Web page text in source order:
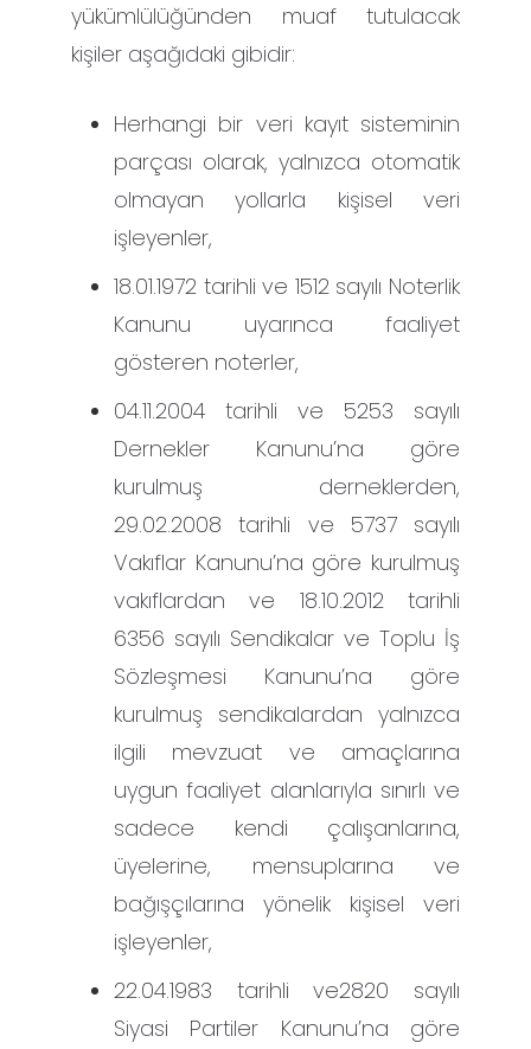
yükümlülüğünden muaf tutulacak
kişiler aşağıdaki gibidir:
Herhangi bir veri kayıt sisteminin
parçası olarak, yalnızca otomatik
olmayan yollarla kişisel veri
işleyenler,
18.01.1972 tarihli ve 1512 sayılı Noterlik
Kanunu uyarınca faaliyet
gösteren noterler,
04.11.2004 tarihli ve 5253 sayılı
Dernekler Kanunu’na göre
kurulmuş derneklerden,
29.02.2008 tarihli ve 5737 sayılı
Vakıflar Kanunu’na göre kurulmuş
vakıflardan ve 18.10.2012 tarihli
6356 sayılı Sendikalar ve Toplu İş
Sözleşmesi Kanunu’na göre
kurulmuş sendikalardan yalnızca
ilgili mevzuat ve amaçlarına
uygun faaliyet alanlarıyla sınırlı ve
sadece kendi çalışanlarına,
üyelerine, mensuplarına ve
bağışçılarına yönelik kişisel veri
işleyenler,
22.04.1983 tarihli ve2820 sayılı
Siyasi Partiler Kanunu’na göre